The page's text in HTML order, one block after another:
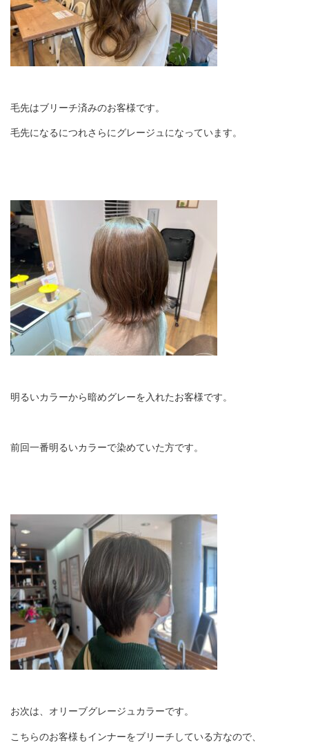
毛先はブリーチ済みのお客様です。
毛先になるにつれさらにグレージュになっています。
明るいカラーから暗めグレーを入れたお客様です。
前回一番明るいカラーで染めていた方です。
お次は、オリーブグレージュカラーです。
こちらのお客様もインナーをブリーチしている方なので、